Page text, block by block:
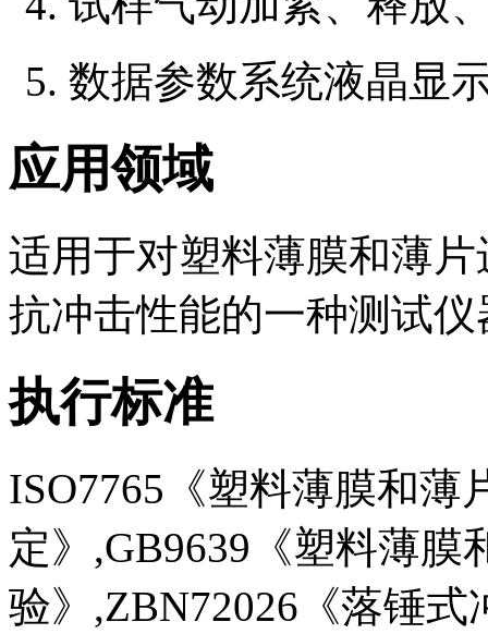
5. 数据参数系统液晶显
应用领域
适用于对塑料薄膜和薄
抗冲击性能的一种测试仪
执行标准
ISO7765《塑料薄膜和薄
定》,GB9639《塑料薄膜
验》,ZBN72026《落锤